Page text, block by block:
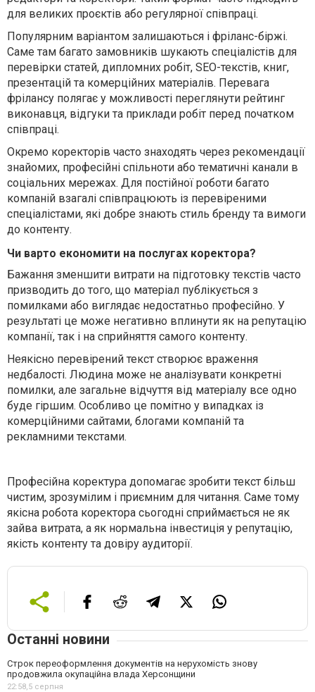
для великих проєктів або регулярної співпраці.
Популярним варіантом залишаються і фріланс-біржі.
Саме там багато замовників шукають спеціалістів для
перевірки статей, дипломних робіт, SEO-текстів, книг,
презентацій та комерційних матеріалів. Перевага
фрілансу полягає у можливості переглянути рейтинг
виконавця, відгуки та приклади робіт перед початком
співпраці.
Окремо коректорів часто знаходять через рекомендації
знайомих, професійні спільноти або тематичні канали в
соціальних мережах. Для постійної роботи багато
компаній взагалі співпрацюють із перевіреними
спеціалістами, які добре знають стиль бренду та вимоги
до контенту.
Чи варто економити на послугах коректора?
Бажання зменшити витрати на підготовку текстів часто
призводить до того, що матеріал публікується з
помилками або виглядає недостатньо професійно. У
результаті це може негативно вплинути як на репутацію
компанії, так і на сприйняття самого контенту.
Неякісно перевірений текст створює враження
недбалості. Людина може не аналізувати конкретні
помилки, але загальне відчуття від матеріалу все одно
буде гіршим. Особливо це помітно у випадках із
комерційними сайтами, блогами компаній та
рекламними текстами.
Професійна коректура допомагає зробити текст більш
чистим, зрозумілим і приємним для читання. Саме тому
якісна робота коректора сьогодні сприймається не як
зайва витрата, а як нормальна інвестиція у репутацію,
якість контенту та довіру аудиторії.
Останні новини
Строк переоформлення документів на нерухомість знову
продовжила окупаційна влада Херсонщини
22:58,5 серпня